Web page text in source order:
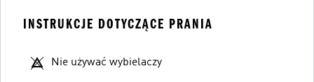
INSTRUKCJE DOTYCZĄCE PRANIA
Nie używać wybielaczy